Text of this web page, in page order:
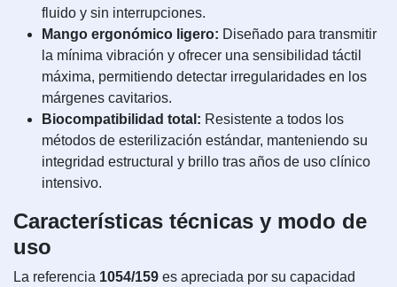
fluido y sin interrupciones.
Mango ergonómico ligero: Diseñado para transmitir
la mínima vibración y ofrecer una sensibilidad táctil
máxima, permitiendo detectar irregularidades en los
márgenes cavitarios.
Biocompatibilidad total: Resistente a todos los
métodos de esterilización estándar, manteniendo su
integridad estructural y brillo tras años de uso clínico
intensivo.
Características técnicas y modo de
uso
La referencia 1054/159 es apreciada por su capacidad